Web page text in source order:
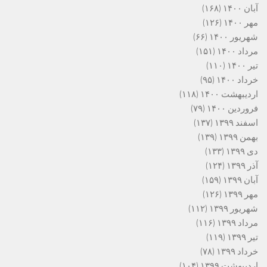
آبان ۱۴۰۰
(۱۶۸)
مهر ۱۴۰۰
(۱۲۶)
شهریور ۱۴۰۰
(۶۶)
مرداد ۱۴۰۰
(۱۵۱)
تیر ۱۴۰۰
(۱۱۰)
خرداد ۱۴۰۰
(۹۵)
اردیبهشت ۱۴۰۰
(۱۱۸)
فروردین ۱۴۰۰
(۷۹)
اسفند ۱۳۹۹
(۱۳۷)
بهمن ۱۳۹۹
(۱۳۹)
دی ۱۳۹۹
(۱۳۳)
آذر ۱۳۹۹
(۱۲۴)
آبان ۱۳۹۹
(۱۵۹)
مهر ۱۳۹۹
(۱۲۶)
شهریور ۱۳۹۹
(۱۱۲)
مرداد ۱۳۹۹
(۱۱۶)
تیر ۱۳۹۹
(۱۱۹)
خرداد ۱۳۹۹
(۷۸)